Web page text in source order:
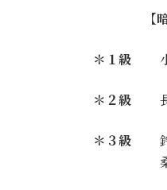
＊１級 小
＊２級
＊３級 鈴
桑原